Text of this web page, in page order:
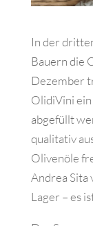
In der
Bauern die
Dezember
OlidiVini
abgefüllt
qualitativ
Olivenöle
Andrea Sita
Lager – es